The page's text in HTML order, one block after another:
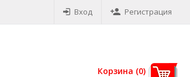
Вход Регистрация
Корзина (0)